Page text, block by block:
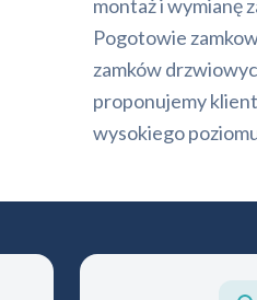
montaż i wymianę
Pogotowie
zamków
proponujemy
wysokiego